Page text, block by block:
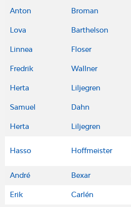
Anton Broman
Lova Barthelson
Linnea Floser
Fredrik Wallner
Herta Liljegren
Samuel Dahn
Herta Liljegren
Hasso Hoffmeister
André Bexar
Erik Carlén